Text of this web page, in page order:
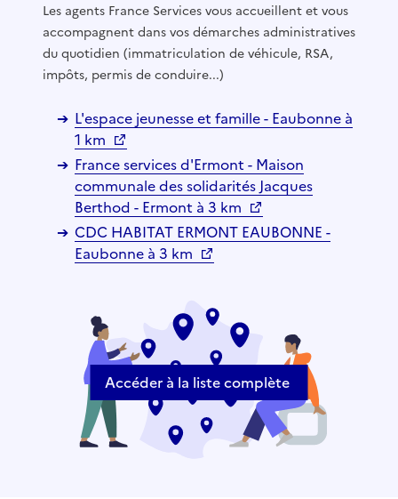
Les agents France Services vous accueillent et vous
accompagnent dans vos démarches administratives
du quotidien (immatriculation de véhicule, RSA,
impôts, permis de conduire...)
L'espace jeunesse et famille - Eaubonne à
1 km
France services d'Ermont - Maison
communale des solidarités Jacques
Berthod - Ermont à 3 km
CDC HABITAT ERMONT EAUBONNE -
Eaubonne à 3 km
Accéder à la liste complète